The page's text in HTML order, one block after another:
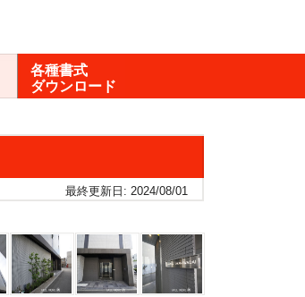
各種書式
ダウンロード
最終更新日: 2024/08/01